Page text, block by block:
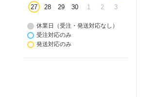
27 28 29 30 1 2 3
休業日（受注・発送対応なし）
受注対応のみ
発送対応のみ